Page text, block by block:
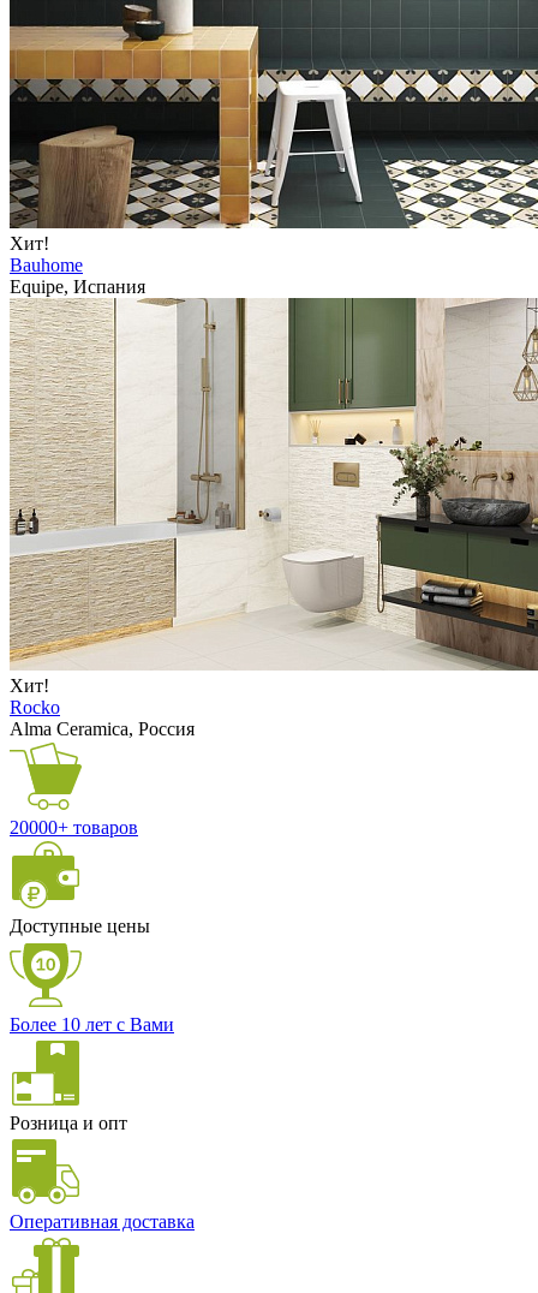
Хит!
Bauhome
Equipe, Испания
Хит!
Rocko
Alma Ceramica, Россия
20000+ товаров
Доступные цены
Более 10 лет с Вами
Розница и опт
Оперативная доставка